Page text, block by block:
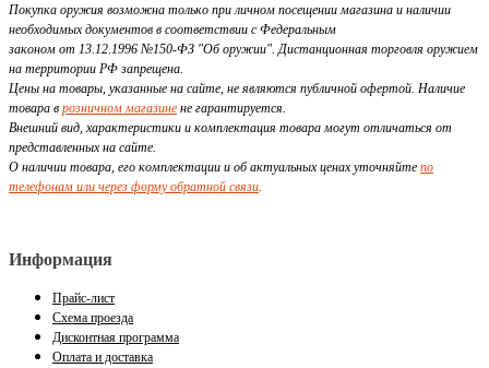
Покупка оружия возможна только при личном посещении магазина и наличии
необходимых документов в соответствии с Федеральным
законом от 13.12.1996 №150-ФЗ "Об оружии". Дистанционная торговля оружием
на территории РФ запрещена.
Цены на товары, указанные на сайте, не являются публичной офертой. Наличие
товара в розничном магазине не гарантируется.
Внешний вид, характеристики и комплектация товара могут отличаться от
представленных на сайте.
О наличии товара, его комплектации и об актуальных ценах уточняйте по
телефонам или через форму обратной связи.
Информация
Прайс-лист
Схема проезда
Дисконтная программа
Оплата и доставка